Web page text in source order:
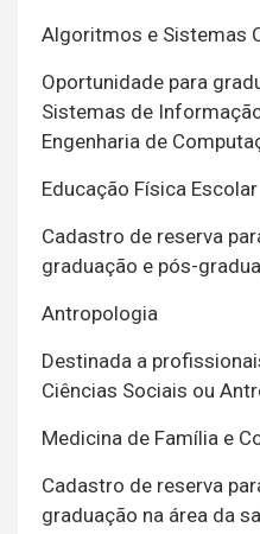
Algoritmos e Sistemas
Oportunidade para
Sistemas de
Engenharia de
Educação Física Escolar
Cadastro de reserva
graduação e pós-
Antropologia
Destinada a
Ciências Sociais ou
Medicina de Família e
Cadastro de reserva
graduação na área da